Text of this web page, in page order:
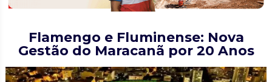
Flamengo e Fluminense: Nova
Gestão do Maracanã por 20 Anos